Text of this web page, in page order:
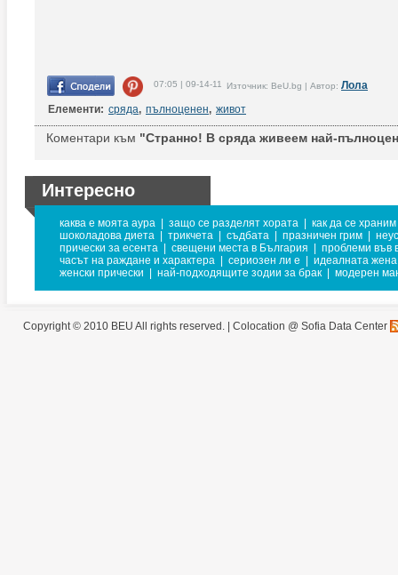
07:05 | 09-14-11 Източник: BeU.bg | Автор: Лола
Елементи: сряда, пълноценен, живот
Коментари към "Странно! В сряда живеем най-
Интересно
каква е моята аура защо се разделят хората
как да се храним
шоколадова диета
трикчета съдбата празничен грим
прически за есента
свещени места в България
проблеми във
часът на раждане и характера
сериозен ли е
идеалната жена
женски прически
най-подходящите зодии за брак модерен
Copyright © 2010 BEU All rights reserved. | Colocation @ Sofia Data Center